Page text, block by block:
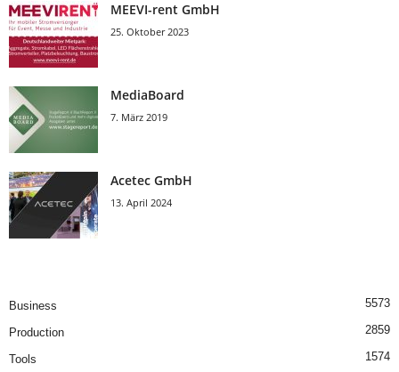
MEEVI-rent GmbH
25. Oktober 2023
MediaBoard
7. März 2019
Acetec GmbH
13. April 2024
Business 5573
Production 2859
Tools 1574